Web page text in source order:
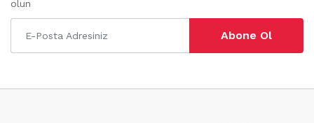
olun
Abone Ol